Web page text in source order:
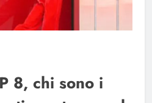
8, chi sono i